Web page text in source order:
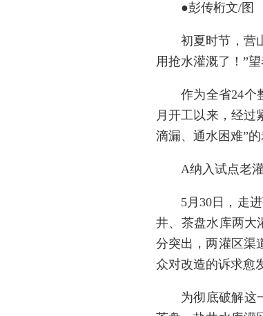
●彭传桁文/图
初夏时节，营
用抢水灌溉了！”
作为全省24个
月开工以来，经过
滴漏、通水困难”
A纳入试点老
5月30日，走
井、茶盘水库两大
分突出，两灌区渠
众对改造的诉求愈
为彻底破解这